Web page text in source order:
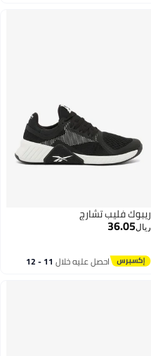
ريبوك فليب تشارج
ريال36.05
احصل عليه خلال 11 - 12